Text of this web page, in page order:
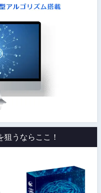
狙うならここ！